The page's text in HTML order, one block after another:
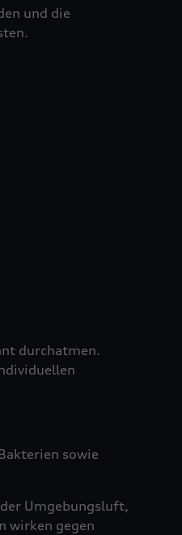
und die
durchatmen.
sowie
Umgebungsluft,
wirken gegen